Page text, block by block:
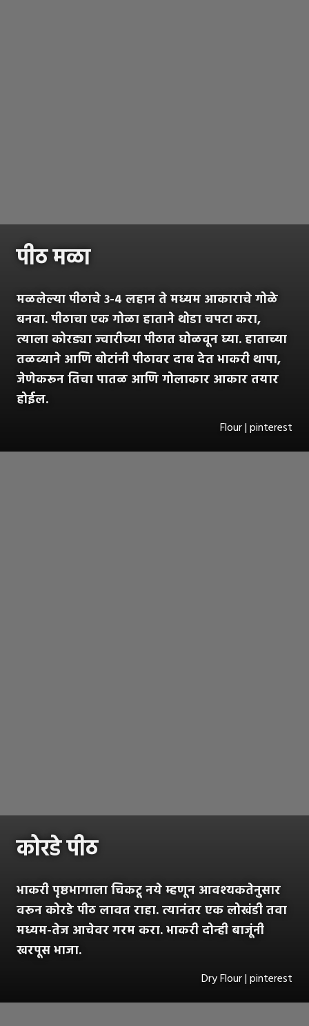
पीठ मळा
मळलेल्या पीठाचे ३-४ लहान ते मध्यम आकाराचे गोळे
बनवा. पीठाचा एक गोळा हाताने थोडा चपटा करा,
त्याला कोरड्या ज्वारीच्या पीठात घोळवून घ्या. हाताच्या
तळव्याने आणि बोटांनी पीठावर दाब देत भाकरी थापा,
जेणेकरून तिचा पातळ आणि गोलाकार आकार तयार
होईल.
Flour | pinterest
कोरडे पीठ
भाकरी पृष्ठभागाला चिकटू नये म्हणून आवश्यकतेनुसार
वरून कोरडे पीठ लावत राहा. त्यानंतर एक लोखंडी तवा
मध्यम-तेज आचेवर गरम करा. भाकरी दोन्ही बाजूंनी
खरपूस भाजा.
Dry Flour | pinterest